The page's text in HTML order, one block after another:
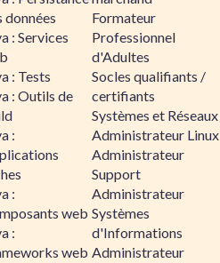
données
: Services
: Tests
: Outils de
:
:
web
:
web
Formateur
Professionnel
d'Adultes
Socles qualifiants /
certifiants
Systèmes et Réseaux
Administrateur Linux
Administrateur
Support
Administrateur
Systèmes
d'Informations
Administrateur